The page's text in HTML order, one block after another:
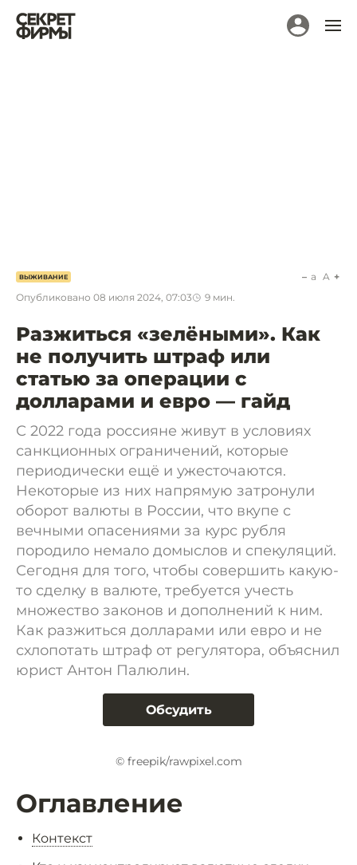
ВЫЖИВАНИЕ
Опубликовано 08 июля 2024, 07:03 9 мин.
a A
Разжиться «зелёными». Как
не получить штраф или
статью за операции с
долларами и евро — гайд
С 2022 года россияне живут в условиях
санкционных ограничений, которые
периодически ещё и ужесточаются.
Некоторые из них напрямую затронули
оборот валюты в России, что вкупе с
вечными опасениями за курс рубля
породило немало домыслов и спекуляций.
Сегодня для того, чтобы совершить какую-
то сделку в валюте, требуется учесть
множество законов и дополнений к ним.
Как разжиться долларами или евро и не
схлопотать штраф от регулятора, объяснил
юрист Антон Палюлин.
Обсудить
© freepik/rawpixel.com
Оглавление
Контекст